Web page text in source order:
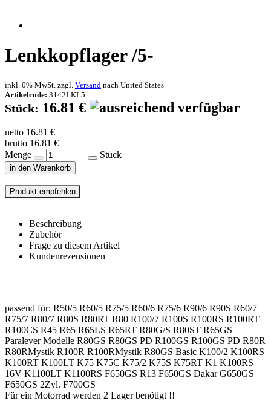
Lenkkopflager /5-
inkl. 0% MwSt. zzgl. Versand nach United States
Artikelcode: 3142LKL5
Stück: 16.81 €
netto 16.81 €
brutto 16.81 €
Menge
Stück
in den Warenkorb
Beschreibung
Zubehör
Frage zu diesem Artikel
Kundenrezensionen
passend für: R50/5 R60/5 R75/5 R60/6 R75/6 R90/6 R90S R60/7
R75/7 R80/7 R80S R80RT R80 R100/7 R100S R100RS R100RT
R100CS R45 R65 R65LS R65RT R80G/S R80ST R65GS
Paralever Modelle R80GS R80GS PD R100GS R100GS PD R80R
R80RMystik R100R R100RMystik R80GS Basic K100/2 K100RS
K100RT K100LT K75 K75C K75/2 K75S K75RT K1 K100RS
16V K1100LT K1100RS F650GS R13 F650GS Dakar G650GS
F650GS 2Zyl. F700GS
Für ein Motorrad werden 2 Lager benötigt !!